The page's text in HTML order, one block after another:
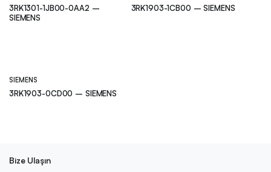
3RK1301-1JB00-0AA2 –
SIEMENS
3RK1903-1CB00 – SIEMENS
SIEMENS
3RK1903-0CD00 – SIEMENS
Bize Ulaşın